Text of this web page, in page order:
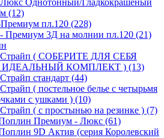
Однотонный/Гладкокрашеный
(12)
пл.120 (228)
Премиум 3Д на молнии пл.120 (21)
Страйп ( СОБЕРИТЕ ДЛЯ СЕБЯ
КОМПЛЕКТ ) (13)
стандарт (44)
( постельное белье с четырьмя
с ушками ) (10)
( с простынью на резинке ) (7)
Премиум - Люкс (61)
9D Актив (серия Королевский